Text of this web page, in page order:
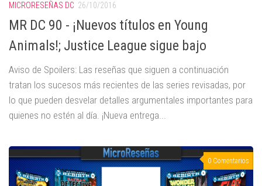
MICRORESEÑAS DC 26/10/2016
MR DC 90 - ¡Nuevos títulos en Young
Animals!; Justice League sigue bajo
Aviso de Spoilers: Las reseñas que siguen a continuación
tratan los sucesos más recientes de las series revisadas, por
lo que pueden desvelar detalles argumentales importantes para
quienes no estén al día. ¡Nueva entrega...
0 Comentarios